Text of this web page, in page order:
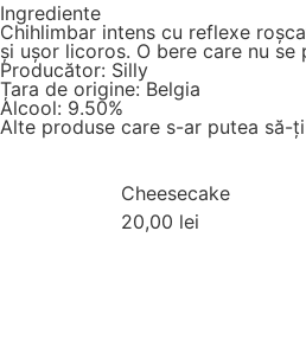
Ingrediente
Chihlimbar intens cu reflexe
și ușor licoros. O bere care nu
Producător: Silly
Țara de origine: Belgia
Alcool: 9.50%
Alte produse care s-ar putea să-
Cheesecake
20,00 lei